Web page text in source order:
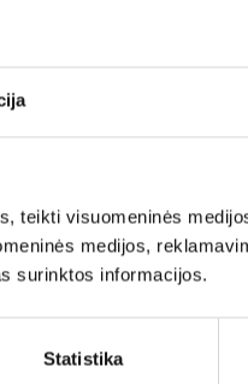
teikti visuomeninės
medijos,
surinktos informacijos.
Statistika